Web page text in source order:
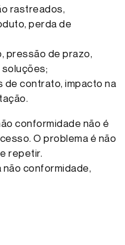
rastreados,
perda de
pressão de prazo,
de contrato, impacto na
conformidade não é
O problema é não
repetir.
conformidade,